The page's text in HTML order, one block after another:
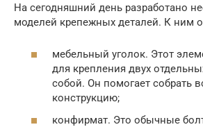
На сегодняшний день разработано
моделей крепежных деталей. К ним
мебельный уголок. Этот
для крепления двух
собой. Он помогает собрать
конструкцию;
конфирмат. Это обычные